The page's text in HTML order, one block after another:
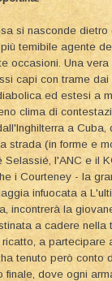
si nasconde
temibile agente
occasioni. Una
capi con trame
ed estesi a
clima di
a
strada (in forme e
Selassié, l'ANC e il
i Courteney - la
infuocata a
incontrerà la
a cadere nella
ricatto, a
tenuto però conto
finale, dove ogni